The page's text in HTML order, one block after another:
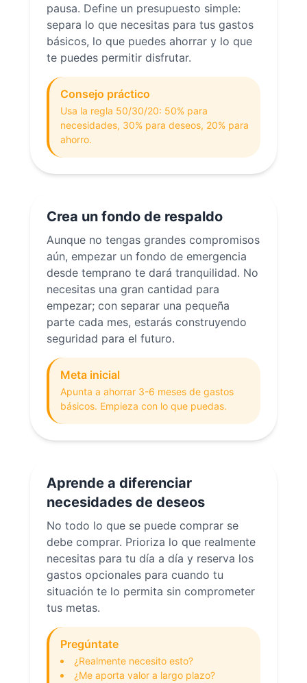
pausa. Define un presupuesto simple:
separa lo que necesitas para tus gastos
básicos, lo que puedes ahorrar y lo que
te puedes permitir disfrutar.
Consejo práctico
Usa la regla 50/30/20: 50% para
necesidades, 30% para deseos, 20% para
ahorro.
Crea un fondo de respaldo
Aunque no tengas grandes compromisos
aún, empezar un fondo de emergencia
desde temprano te dará tranquilidad. No
necesitas una gran cantidad para
empezar; con separar una pequeña
parte cada mes, estarás construyendo
seguridad para el futuro.
Meta inicial
Apunta a ahorrar 3-6 meses de gastos
básicos. Empieza con lo que puedas.
Aprende a diferenciar
necesidades de deseos
No todo lo que se puede comprar se
debe comprar. Prioriza lo que realmente
necesitas para tu día a día y reserva los
gastos opcionales para cuando tu
situación te lo permita sin comprometer
tus metas.
Pregúntate
¿Realmente necesito esto?
¿Me aporta valor a largo plazo?